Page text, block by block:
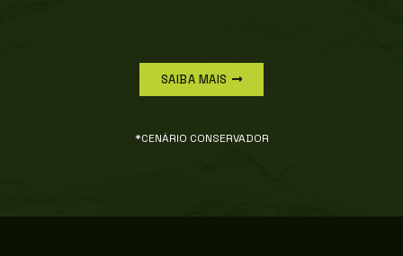
SAIBA MAIS
*CENÁRIO CONSERVADOR